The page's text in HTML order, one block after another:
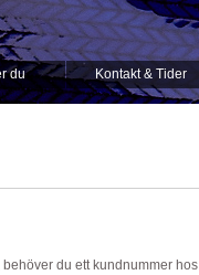
du Kontakt & Tider
du ett kundnummer hos